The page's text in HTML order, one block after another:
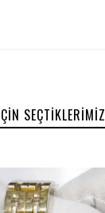
SEÇTIKLERIMIZ